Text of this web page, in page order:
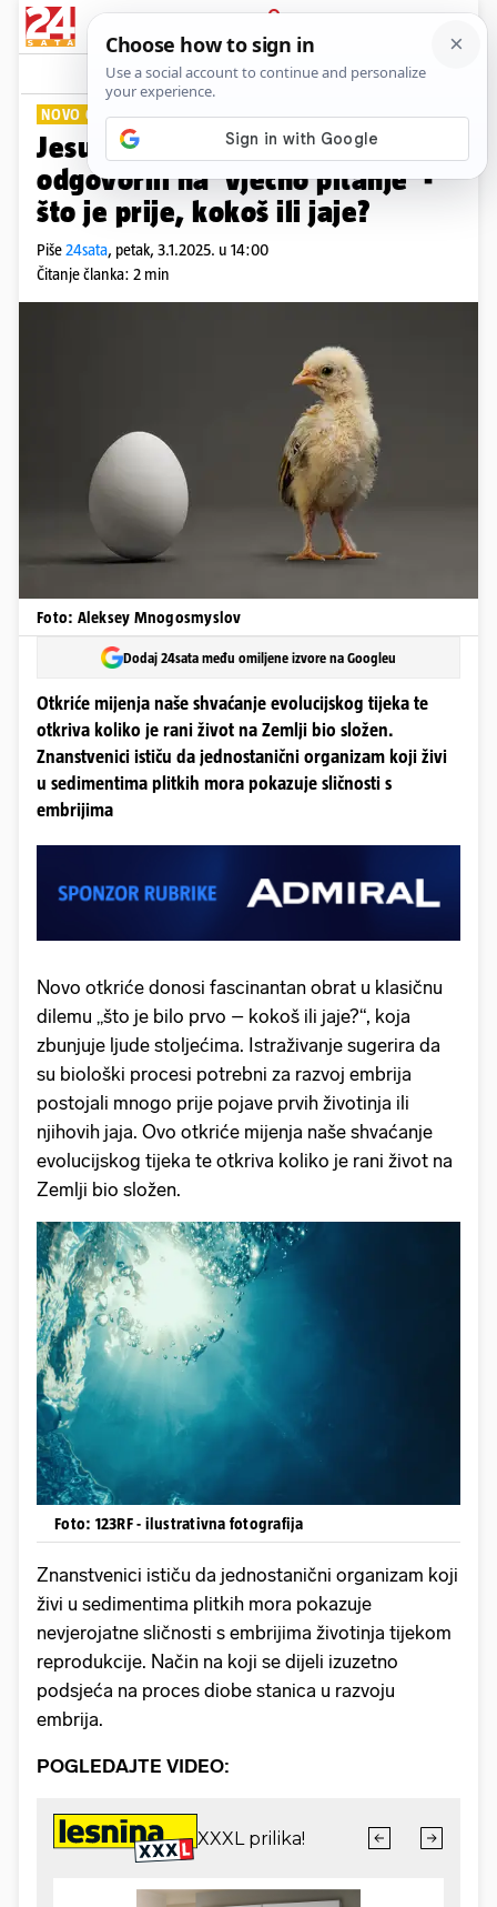
PRIJAVA
Lifestyle Komentari
NOVO OTKRIĆE
Jesu li znanstvenici napokon
odgovorili na 'vječno pitanje' -
što je prije, kokoš ili jaje?
Piše24sata, petak, 3.1.2025. u 14:00
Čitanje članka: 2 min
Foto: Aleksey Mnogosmyslov
Dodaj 24sata među omiljene izvore na Googleu
Otkriće mijenja naše shvaćanje evolucijskog tijeka te
otkriva koliko je rani život na Zemlji bio složen.
Znanstvenici ističu da jednostanični organizam koji živi
u sedimentima plitkih mora pokazuje sličnosti s
embrijima
Novo otkriće donosi fascinantan obrat u klasičnu
dilemu „što je bilo prvo – kokoš ili jaje?“, koja
zbunjuje ljude stoljećima. Istraživanje sugerira da
su biološki procesi potrebni za razvoj embrija
postojali mnogo prije pojave prvih životinja ili
njihovih jaja. Ovo otkriće mijenja naše shvaćanje
evolucijskog tijeka te otkriva koliko je rani život na
Zemlji bio složen.
Foto: 123RF - ilustrativna fotografija
Znanstvenici ističu da jednostanični organizam koji
živi u sedimentima plitkih mora pokazuje
nevjerojatne sličnosti s embrijima životinja tijekom
reprodukcije. Način na koji se dijeli izuzetno
podsjeća na proces diobe stanica u razvoju
embrija.
POGLEDAJTE VIDEO: